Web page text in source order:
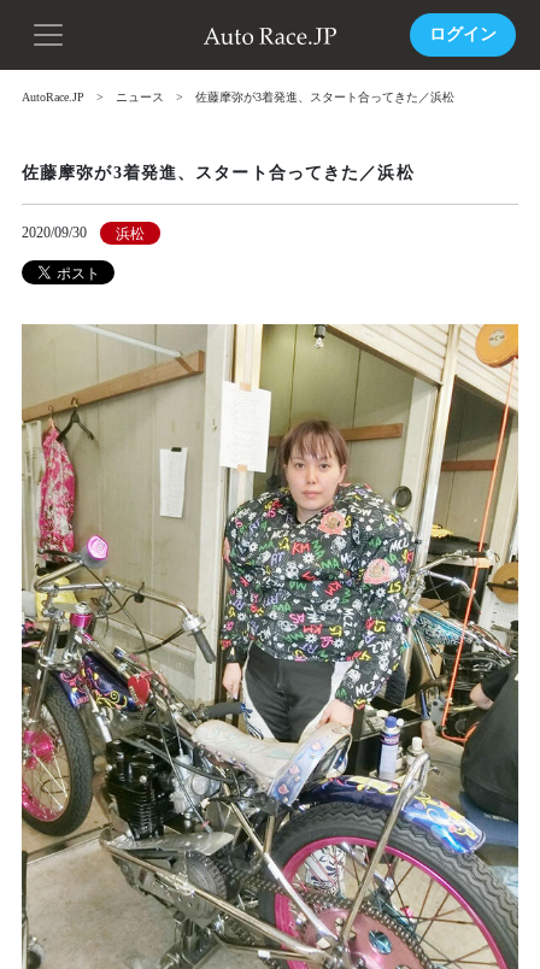
ログイン
AutoRace.JP ニュース 佐藤摩弥が3着発進、スタート合ってきた／浜松
佐藤摩弥が3着発進、スタート合ってきた／浜松
2020/09/30 浜松